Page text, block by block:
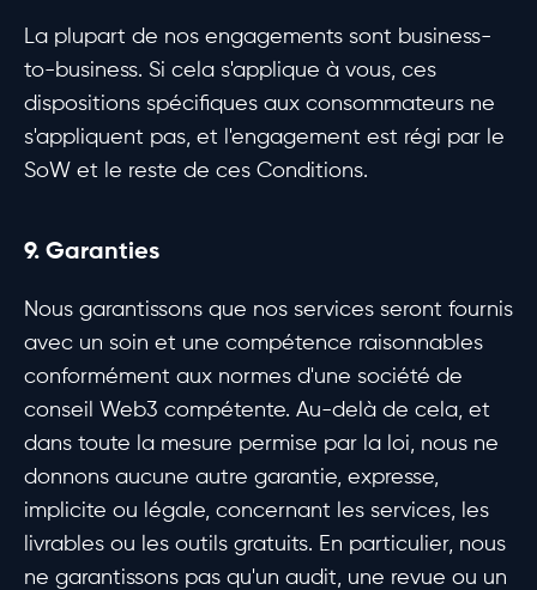
La plupart de nos engagements sont business-
to-business. Si cela s'applique à vous, ces
dispositions spécifiques aux consommateurs ne
s'appliquent pas, et l'engagement est régi par le
SoW et le reste de ces Conditions.
9. Garanties
Nous garantissons que nos services seront fournis
avec un soin et une compétence raisonnables
conformément aux normes d'une société de
conseil Web3 compétente. Au-delà de cela, et
dans toute la mesure permise par la loi, nous ne
donnons aucune autre garantie, expresse,
implicite ou légale, concernant les services, les
livrables ou les outils gratuits. En particulier, nous
ne garantissons pas qu'un audit, une revue ou un